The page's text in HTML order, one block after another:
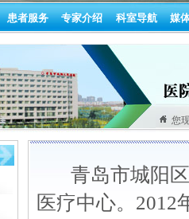
患者服务 专家介绍 科室导航 媒
您
青岛市城阳
医疗中心。2012